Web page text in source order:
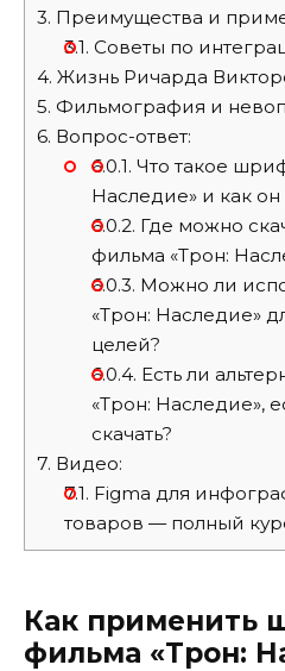
3. Преимущества и
3.1. Советы по
4. Жизнь Ричарда
5. Фильмография и
6. Вопрос-ответ:
6.0.1. Что такое
Наследие» и как он
6.0.2. Где можно
фильма «Трон:
6.0.3. Можно ли
«Трон: Наследие»
целей?
6.0.4. Есть ли
«Трон: Наследие»,
скачать?
7. Видео:
7.1. Figma для
товаров — полный
Как применить
фильма «Трон: